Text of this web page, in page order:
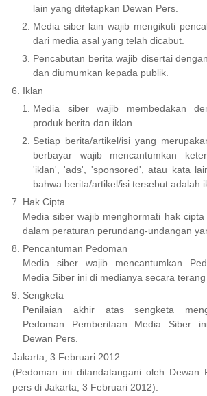
lain yang ditetapkan Dewan Pers.
Media siber lain wajib mengikuti
dari media asal yang telah dicabut.
Pencabutan berita wajib disertai
dan diumumkan kepada publik.
Iklan
Media siber wajib membedakan
produk berita dan iklan.
Setiap berita/artikel/isi yang
berbayar wajib mencantumkan
'iklan', 'ads', 'sponsored', atau kata
bahwa berita/artikel/isi tersebut adalah
Hak Cipta
Media siber wajib menghormati hak
dalam peraturan perundang-undangan
Pencantuman Pedoman
Media siber wajib mencantumkan
Media Siber ini di medianya secara terang
Sengketa
Penilaian akhir atas sengketa
Pedoman Pemberitaan Media Siber
Dewan Pers.
Jakarta, 3 Februari 2012
(Pedoman ini ditandatangani oleh Dewan
pers di Jakarta, 3 Februari 2012).